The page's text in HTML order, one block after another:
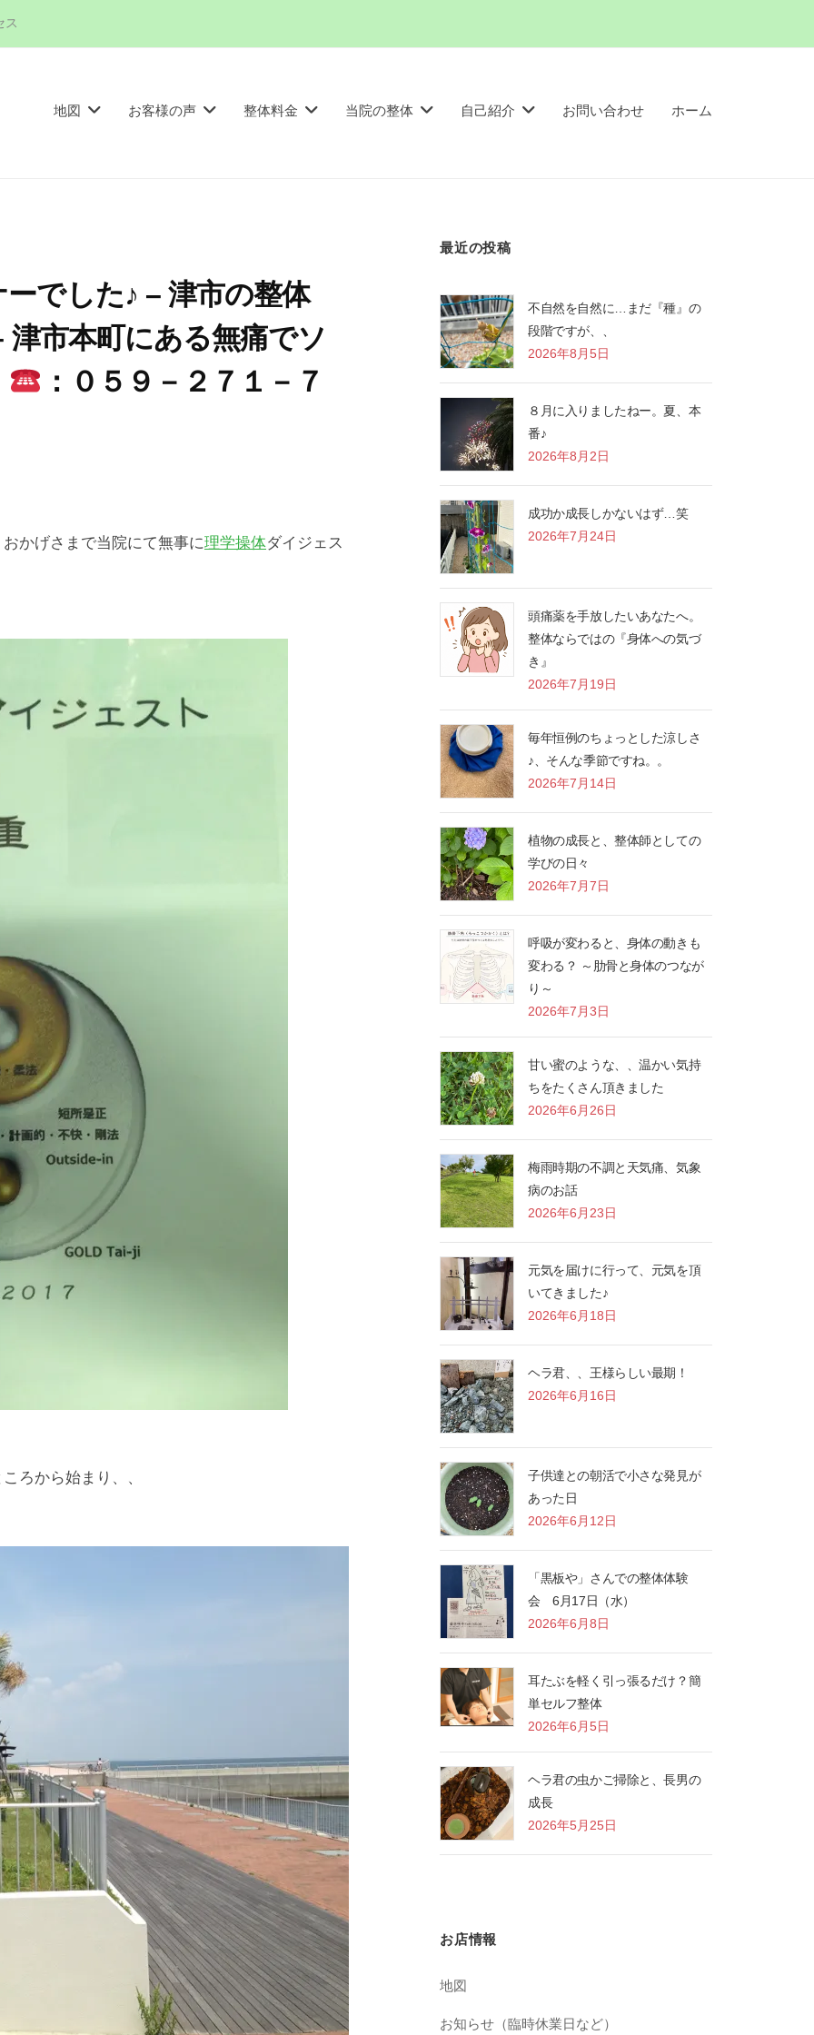
ス
地図 お客様の声 整体料金 当院の整体 自己紹介 お問い合わせ ホーム
でした♪ – 津市の整体
市本町にある無痛でソ
：０５９－２７１－７
かげさまで当院にて無事に理学操体ダイジェス
ろから始まり、、
最近の投稿
不自然を自然に…まだ『種』の
段階ですが、、
2026年8月5日
８月に入りましたねー。夏、本
番♪
2026年8月2日
成功か成長しかないはず…笑
2026年7月24日
頭痛薬を手放したいあなたへ。
整体ならではの『身体への気づ
き』
2026年7月19日
毎年恒例のちょっとした涼しさ
♪、そんな季節ですね。。
2026年7月14日
植物の成長と、整体師としての
学びの日々
2026年7月7日
呼吸が変わると、身体の動きも
変わる？ ～肋骨と身体のつなが
り～
2026年7月3日
甘い蜜のような、、温かい気持
ちをたくさん頂きました
2026年6月26日
梅雨時期の不調と天気痛、気象
病のお話
2026年6月23日
元気を届けに行って、元気を頂
いてきました♪
2026年6月18日
ヘラ君、、王様らしい最期！
2026年6月16日
子供達との朝活で小さな発見が
あった日
2026年6月12日
「黒板や」さんでの整体体験
会 6月17日（水）
2026年6月8日
耳たぶを軽く引っ張るだけ？簡
単セルフ整体
2026年6月5日
ヘラ君の虫かご掃除と、長男の
成長
2026年5月25日
お店情報
地図
お知らせ（臨時休業日など）